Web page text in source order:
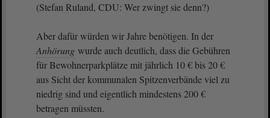
(Stefan Ruland, CDU: Wer zwingt sie denn?)
Aber dafür würden wir Jahre benötigen. In der
Anhörung wurde auch deutlich, dass die Gebühren
für Bewohnerparkplätze mit jährlich 10 € bis 20 €
aus Sicht der kommunalen Spitzenverbände viel zu
niedrig sind und eigentlich mindestens 200 €
betragen müssten.